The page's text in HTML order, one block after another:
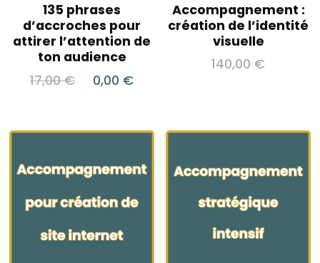
135 phrases
d’accroches pour
attirer l’attention de
ton audience
17,00€
Le
était :
0,00 €
est :
Accompagnement :
création de l’identité
visuelle
140,00 €